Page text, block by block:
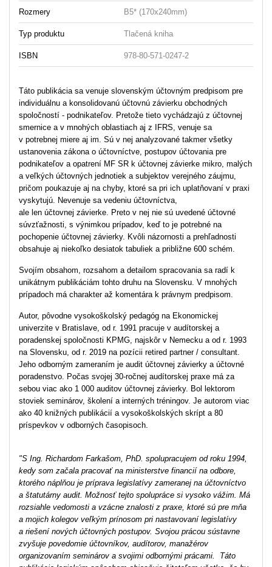
Rozmery B5* (170x240mm)
Typ produktu Tlačená kniha
ISBN 978-80-571-0247-2
Táto publikácia sa venuje slovenským účtovným predpisom pre
individuálnu a konsolidovanú účtovnú závierku obchodných
spoločností - podnikateľov. Pretože tieto vychádzajú z účtovnej
smernice a v mnohých oblastiach aj z IFRS, venuje sa
v potrebnej miere aj im. Sú v nej analyzované takmer všetky
ustanovenia zákona o účtovníctve, postupov účtovania pre
podnikateľov a opatrení MF SR k účtovnej závierke mikro, malých
a veľkých účtovných jednotiek a subjektov verejného záujmu,
pričom poukazuje aj na chyby, ktoré sa pri ich uplatňovaní v praxi
vyskytujú. Nevenuje sa vedeniu účtovníctva,
ale len účtovnej závierke. Preto v nej nie sú uvedené účtovné
súvzťažnosti, s výnimkou prípadov, keď to je potrebné na
pochopenie účtovnej závierky. Kvôli názornosti a prehľadnosti
obsahuje aj niekoľko desiatok tabuliek a približne 600 schém.
Svojím obsahom, rozsahom a detailom spracovania sa radí k
unikátnym publikáciám tohto druhu na Slovensku. V mnohých
prípadoch má charakter až komentára k právnym predpisom.
Autor, pôvodne vysokoškolský pedagóg na Ekonomickej
univerzite v Bratislave, od r. 1991 pracuje v audítorskej a
poradenskej spoločnosti KPMG, najskôr v Nemecku a od r. 1993
na Slovensku, od r. 2019 na pozícii retired partner / consultant.
Jeho odborným zameraním je audit účtovnej závierky a účtovné
poradenstvo. Počas svojej 30-ročnej audítorskej praxe má za
sebou viac ako 1 000 auditov účtovnej závierky. Bol lektorom
stoviek seminárov, školení a interných tréningov. Je autorom viac
ako 40 knižných publikácií a vysokoškolských skrípt a 80
príspevkov v odborných časopisoch.
"S Ing. Richardom Farkašom, PhD. spolupracujem od roku 1994,
kedy som začala pracovať na ministerstve financií na odbore,
ktorého náplňou je príprava legislatívy zameranej na účtovníctvo
a štatutárny audit. Možnosť tejto spolupráce si vysoko vážim. Má
rozsiahle vedomosti a vzácne znalosti z praxe, ktoré sú pre mňa
a mojich kolegov veľkým prínosom pri nastavovaní legislatívy
a riešení nových účtovných postupov. Svojou prácou sústavne
zvyšuje povedomie účtovníkov, audítorov, manažérov
organizovaním seminárov a svojimi odbornými prácami. Táto